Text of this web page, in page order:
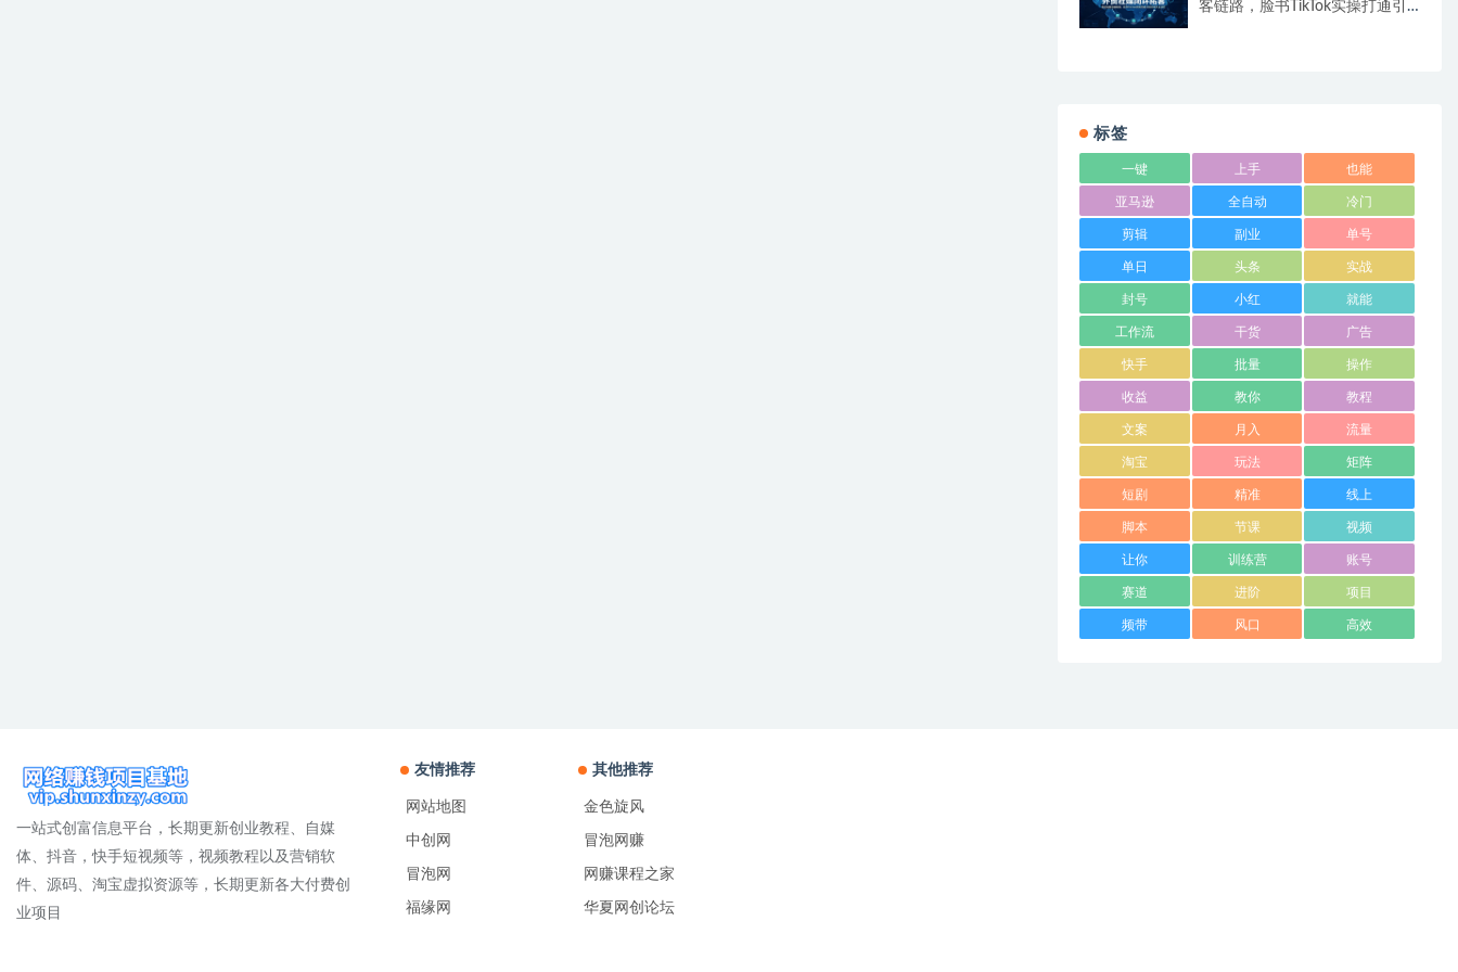
客链路，脸书TikTok实操打通引
标签
一键 上手 也能
亚马逊 全自动 冷门
剪辑 副业 单号
单日 头条 实战
封号 小红 就能
工作流 干货 广告
快手 批量 操作
收益 教你 教程
文案 月入 流量
淘宝 玩法 矩阵
短剧 精准 线上
脚本 节课 视频
让你 训练营 账号
赛道 进阶 项目
频带 风口 高效
一站式创富信息平台，长期更新创业教程、自媒
体、抖音，快手短视频等，视频教程以及营销软
件、源码、淘宝虚拟资源等，长期更新各大付费创
业项目
友情推荐
网站地图
中创网
冒泡网
福缘网
其他推荐
金色旋风
冒泡网赚
网赚课程之家
华夏网创论坛